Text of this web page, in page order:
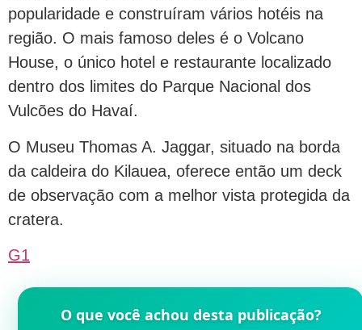
popularidade e construíram vários hotéis na
região. O mais famoso deles é o Volcano
House, o único hotel e restaurante localizado
dentro dos limites do Parque Nacional dos
Vulcões do Havaí.
O Museu Thomas A. Jaggar, situado na borda
da caldeira do Kilauea, oferece então um deck
de observação com a melhor vista protegida da
cratera.
G1
O que você achou desta publicação?